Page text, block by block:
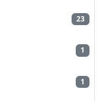
23
1
1